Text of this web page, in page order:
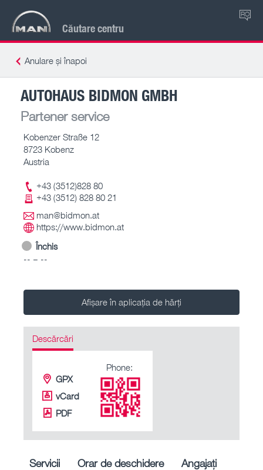
Căutare centru
RO
Anulare și înapoi
AUTOHAUS BIDMON GMBH
Partener service
Kobenzer Straße 12
8723 Kobenz
Austria
+43 (3512)828 80
+43 (3512) 828 80 21
man@bidmon.at
https://www.bidmon.at
Închis
-- – --
Afișare în aplicația de hărți
Descărcări
GPX
vCard
PDF
Phone:
Servicii Orar de deschidere Angajați